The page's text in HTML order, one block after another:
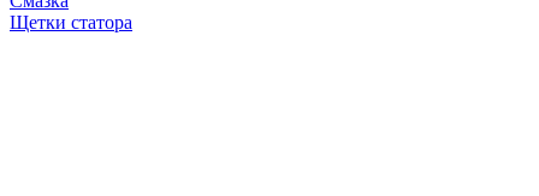
Щетки статора